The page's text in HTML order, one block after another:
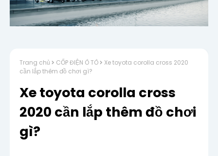
Trang chủ CỐP ĐIỆN Ô TÔ
Xe toyota corolla cross 2020
cần lắp thêm đồ chơi gì?
Xe toyota corolla cross
2020 cần lắp thêm đồ chơi
gì?